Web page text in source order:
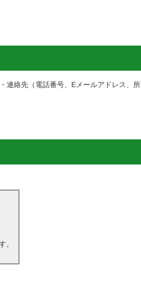
連絡先（電話番号、Eメールアドレス、所
。